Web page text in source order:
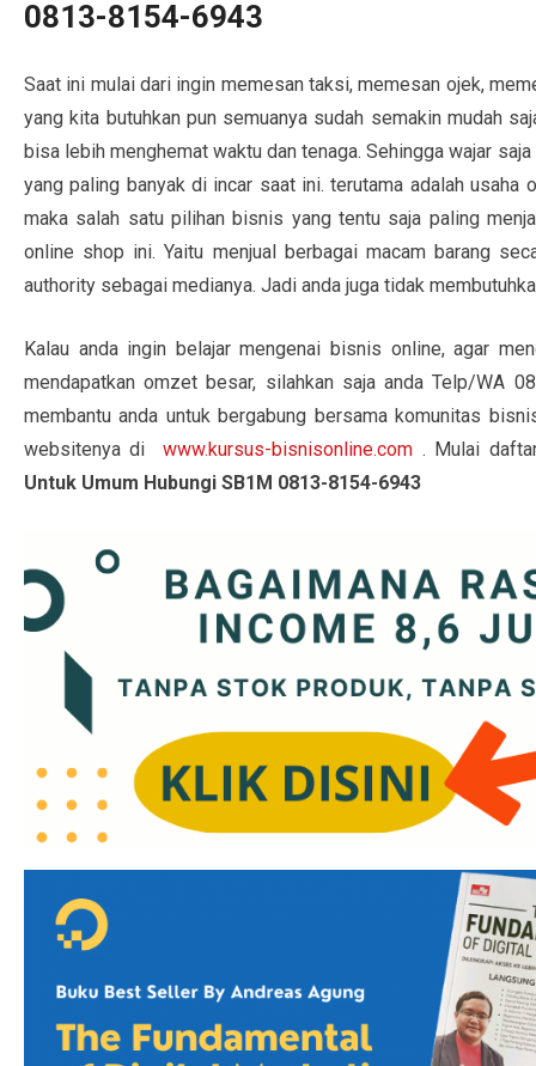
0813-8154-6943
Saat ini mulai dari ingin memesan taksi, memesan ojek,
yang kita butuhkan pun semuanya sudah semakin mudah
bisa lebih menghemat waktu dan tenaga. Sehingga wajar
yang paling banyak di incar saat ini. terutama adalah
maka salah satu pilihan bisnis yang tentu saja paling
online shop ini. Yaitu menjual berbagai macam barang
authority sebagai medianya. Jadi anda juga tidak
Kalau anda ingin belajar mengenai bisnis online, agar
mendapatkan omzet besar, silahkan saja anda Telp/WA
membantu anda untuk bergabung bersama komunitas
websitenya diwww.kursus-bisnisonline.com . Mulai
Untuk Umum Hubungi SB1M 0813-8154-6943